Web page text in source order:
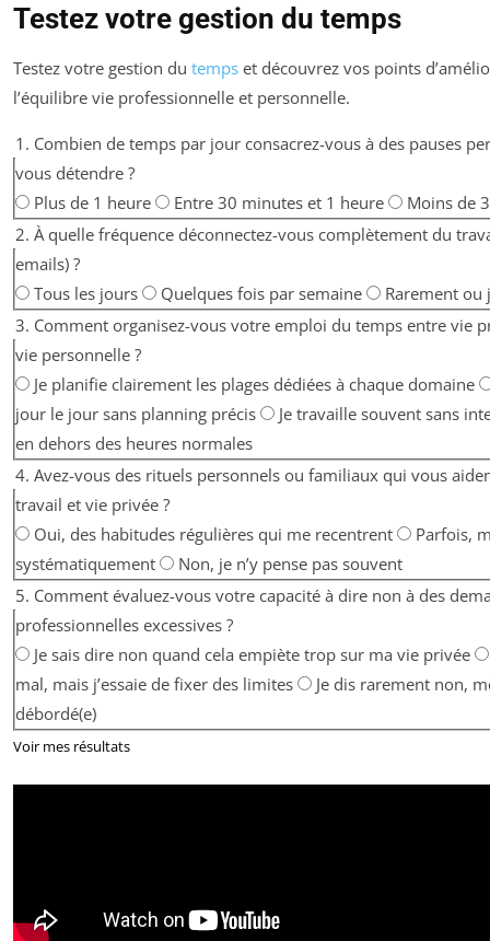
Testez votre gestion du temps
Testez votre gestion du temps et découvrez vos points
l’équilibre vie professionnelle et personnelle.
1. Combien de temps par jour consacrez-vous à des pauses
vous détendre ?
Plus de 1 heure
Entre 30 minutes et 1 heure
Moins de
2. À quelle fréquence déconnectez-vous complètement du
emails) ?
Tous les jours
Quelques fois par semaine
Rarement ou
3. Comment organisez-vous votre emploi du temps entre vie
vie personnelle ?
Je planifie clairement les plages dédiées à chaque domaine
jour le jour sans planning précis
Je travaille souvent sans
en dehors des heures normales
4. Avez-vous des rituels personnels ou familiaux qui vous
travail et vie privée ?
Oui, des habitudes régulières qui me recentrent
Parfois,
systématiquement
Non, je n’y pense pas souvent
5. Comment évaluez-vous votre capacité à dire non à des
professionnelles excessives ?
Je sais dire non quand cela empiète trop sur ma vie privée
mal, mais j’essaie de fixer des limites
Je dis rarement non,
débordé(e)
Voir mes résultats